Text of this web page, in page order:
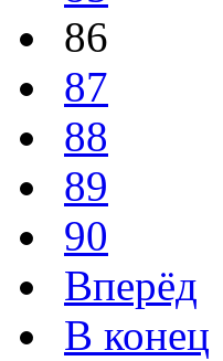
86
87
88
89
90
Вперёд
В конец